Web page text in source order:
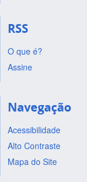
RSS
O que é?
Assine
Navegação
Acessibilidade
Alto Contraste
Mapa do Site